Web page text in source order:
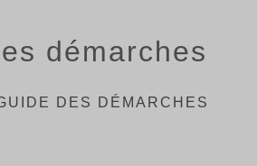
démarches
DES DÉMARCHES